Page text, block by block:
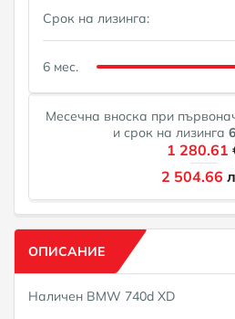
Срок на лизинга:
6 мес.
Месечна вноска при
и срок на лизинга
1 280.61
2 504.66
ОПИСАНИЕ
Наличен BMW 740d XD